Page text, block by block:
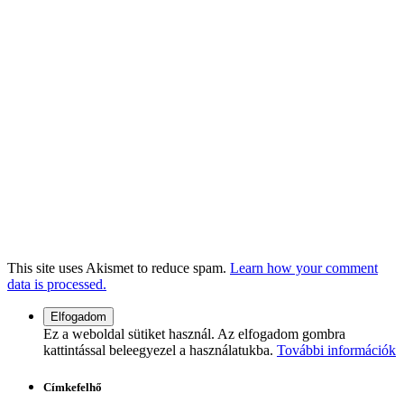
This site uses Akismet to reduce spam. Learn how your comment
data is processed.
Ez a weboldal sütiket használ. Az elfogadom gombra
kattintással beleegyezel a használatukba. További információk
Címkefelhő